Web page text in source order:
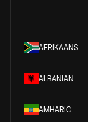
AFRIKAANS
ALBANIAN
AMHARIC